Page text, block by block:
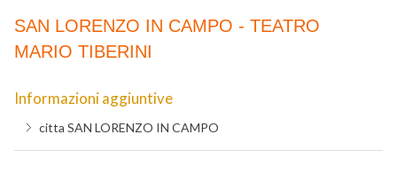
SAN LORENZO IN CAMPO - TEATRO
MARIO TIBERINI
Informazioni aggiuntive
citta SAN LORENZO IN CAMPO